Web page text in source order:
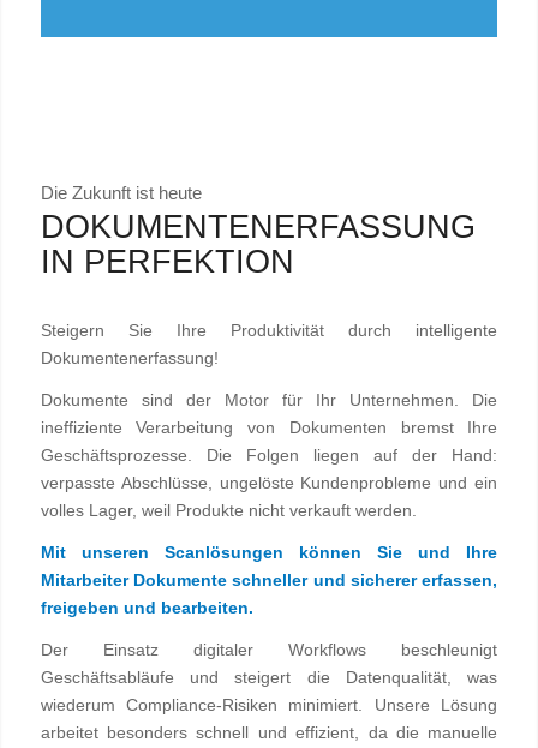
Die Zukunft ist heute
DOKUMENTENERFASSUNG
IN PERFEKTION
Steigern Sie Ihre Produktivität durch intelligente
Dokumentenerfassung!
Dokumente sind der Motor für Ihr Unternehmen. Die
ineffiziente Verarbeitung von Dokumenten bremst Ihre
Geschäftsprozesse. Die Folgen liegen auf der Hand:
verpasste Abschlüsse, ungelöste Kundenprobleme und ein
volles Lager, weil Produkte nicht verkauft werden.
Mit unseren Scanlösungen können Sie und Ihre
Mitarbeiter Dokumente schneller und sicherer erfassen,
freigeben und bearbeiten.
Der Einsatz digitaler Workflows beschleunigt
Geschäftsabläufe und steigert die Datenqualität, was
wiederum Compliance-Risiken minimiert. Unsere Lösung
arbeitet besonders schnell und effizient, da die manuelle